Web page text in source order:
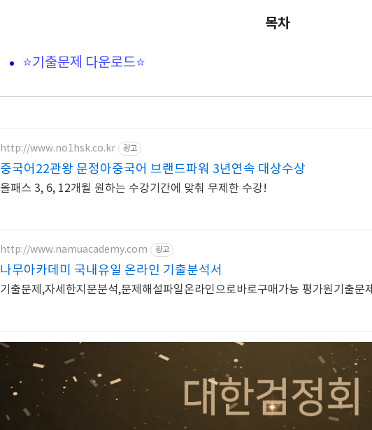
목차
⭐기출문제 다운로드⭐
http://www.no1hsk.co.kr 광고
중국어22관왕 문정아중국어 브랜드파워 3년연속 대상수상
올패스 3, 6, 12개월 원하는 수강기간에 맞춰 무제한 수강!
http://www.namuacademy.com 광고
나무아카데미 국내유일 온라인 기출분석서
기출문제,자세한지문분석,문제해설파일온라인으로바로구매가능 평가원기출문제